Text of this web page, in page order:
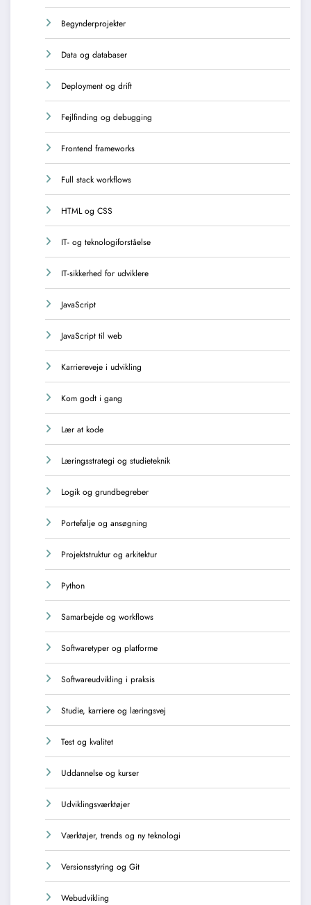
Begynderprojekter
Data og databaser
Deployment og drift
Fejlfinding og debugging
Frontend frameworks
Full stack workflows
HTML og CSS
IT- og teknologiforståelse
IT-sikkerhed for udviklere
JavaScript
JavaScript til web
Karriereveje i udvikling
Kom godt i gang
Lær at kode
Læringsstrategi og studieteknik
Logik og grundbegreber
Portefølje og ansøgning
Projektstruktur og arkitektur
Python
Samarbejde og workflows
Softwaretyper og platforme
Softwareudvikling i praksis
Studie, karriere og læringsvej
Test og kvalitet
Uddannelse og kurser
Udviklingsværktøjer
Værktøjer, trends og ny teknologi
Versionsstyring og Git
Webudvikling